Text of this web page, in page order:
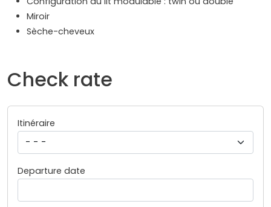
Miroir
Sèche-cheveux
Check rate
Itinéraire
Departure date